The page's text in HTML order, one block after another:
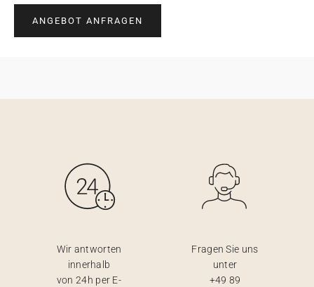
ANGEBOT ANFRAGEN
Wir antworten
innerhalb
von 24h per E-
Fragen Sie uns
unter
+49 89